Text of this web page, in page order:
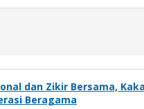
dan Zikir Bersama,
Beragama